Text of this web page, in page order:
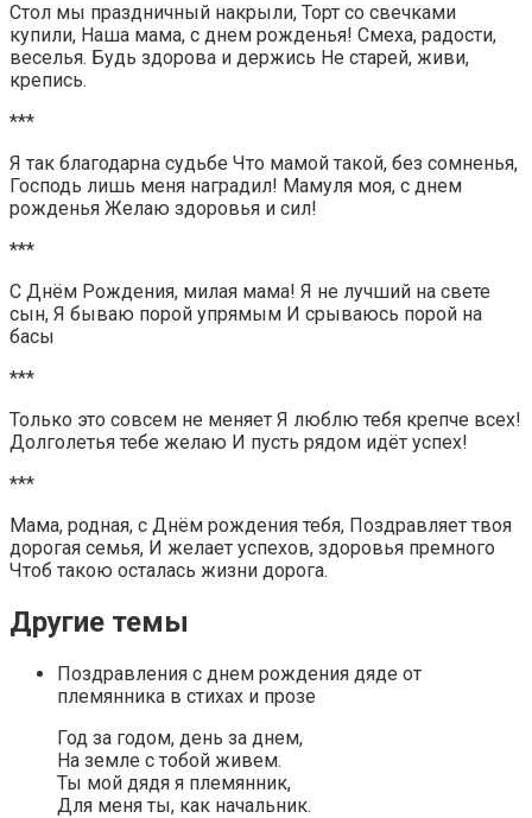
Стол мы праздничный накрыли, Торт со свечками
купили, Наша мама, с днем рожденья! Смеха, радости,
веселья. Будь здорова и держись Не старей, живи,
крепись.
***
Я так благодарна судьбе Что мамой такой, без сомненья,
Господь лишь меня наградил! Мамуля моя, с днем
рожденья Желаю здоровья и сил!
***
С Днём Рождения, милая мама! Я не лучший на свете
сын, Я бываю порой упрямым И срываюсь порой на
басы
***
Только это совсем не меняет Я люблю тебя крепче всех!
Долголетья тебе желаю И пусть рядом идёт успех!
***
Мама, родная, с Днём рождения тебя, Поздравляет твоя
дорогая семья, И желает успехов, здоровья премного
Чтоб такою осталась жизни дорога.
Другие темы
Поздравления с днем рождения дяде от
племянника в стихах и прозе
Год за годом, день за днем,
На земле с тобой живем.
Ты мой дядя я племянник,
Для меня ты, как начальник.